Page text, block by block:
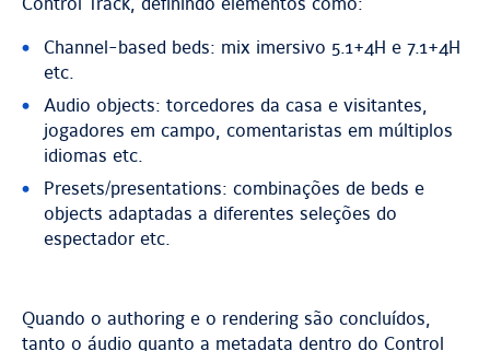
Control Track, definindo elementos como:
Channel-based beds: mix imersivo 5.1+4H e 7.1+4H
etc.
Audio objects: torcedores da casa e visitantes,
jogadores em campo, comentaristas em múltiplos
idiomas etc.
Presets/presentations: combinações de beds e
objects adaptadas a diferentes seleções do
espectador etc.
Quando o authoring e o rendering são concluídos,
tanto o áudio quanto a metadata dentro do Control